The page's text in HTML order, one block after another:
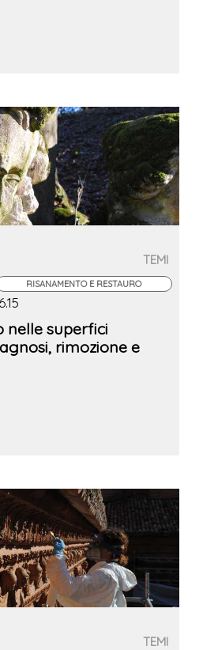
TEMI
RISANAMENTO E RESTAURO
nelle superfici
rimozione e
TEMI